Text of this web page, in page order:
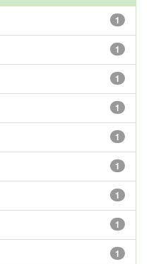
1
1
1
1
1
1
1
1
1